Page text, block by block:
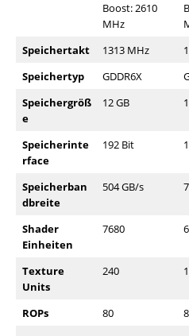
Boost: 2610
MHz
Speichertakt
1313 MHz
Speichertyp
GDDR6X
Speichergröß
e
12 GB
Speicherinte
rface
192 Bit
Speicherban
dbreite
504 GB/s
Shader
Einheiten
7680
Texture
Units
240
ROPs 80